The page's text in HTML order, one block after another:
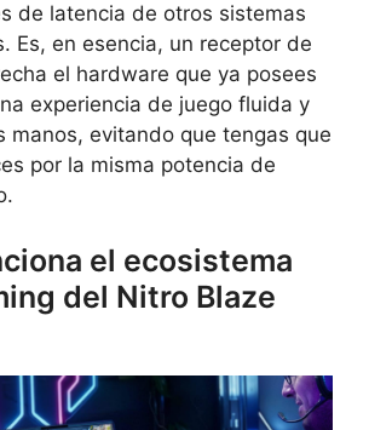
de latencia de otros sistemas
Es, en esencia, un receptor de
el hardware que ya posees
experiencia de juego fluida y
manos, evitando que tengas que
por la misma potencia de
el ecosistema
del Nitro Blaze